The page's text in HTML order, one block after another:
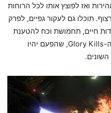
ואז לפוצץ אותו לכל הרוחות
תוכלו גם לעקור גפיים, לפרק
חיים, תחמושת וכח להטענת
היכולות השונות באמצעות שילוב ה-Glory Kills, שהפעם יהיו